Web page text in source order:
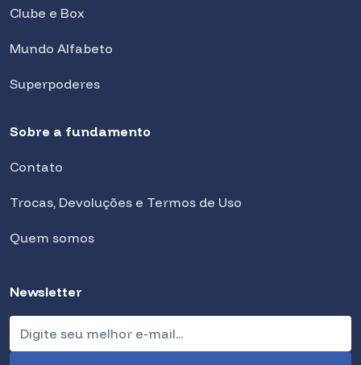
Clube e Box
Mundo Alfabeto
Superpoderes
Sobre a fundamento
Contato
Trocas, Devoluções e Termos de Uso
Quem somos
Newsletter